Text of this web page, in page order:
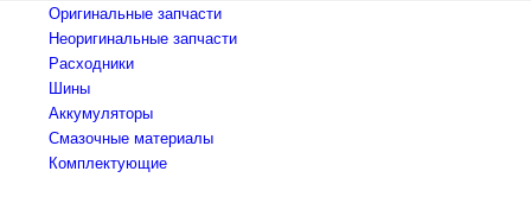
Оригинальные запчасти
Неоригинальные запчасти
Расходники
Шины
Аккумуляторы
Смазочные материалы
Комплектующие